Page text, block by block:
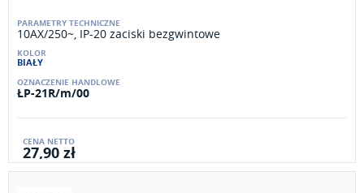
10AX/250~, IP-20 zaciski bezgwintowe
BIAŁY
ŁP-21R/m/00
27,90 zł